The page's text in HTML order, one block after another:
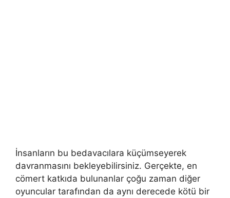
İnsanların bu bedavacılara küçümseyerek
davranmasını bekleyebilirsiniz. Gerçekte, en
cömert katkıda bulunanlar çoğu zaman diğer
oyuncular tarafından da aynı derecede kötü bir